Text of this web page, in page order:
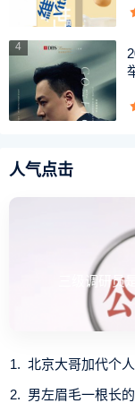
的松果才能结出我
落水松子、华山松
也是因为它们在
要是产于长白山和
要产于云南、四川
所以不少人才对
松子价格昂贵的原
4
人气点击
三级调研员
北京大哥加代个
男左眉毛一根长